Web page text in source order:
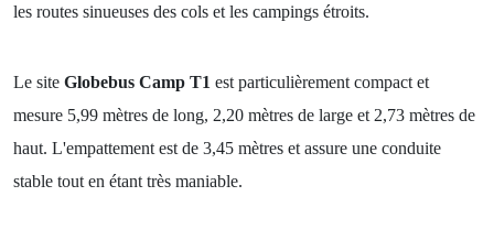
les routes sinueuses des cols et les campings étroits.
Le site Globebus Camp T1 est particulièrement compact et
mesure 5,99 mètres de long, 2,20 mètres de large et 2,73 mètres de
haut. L'empattement est de 3,45 mètres et assure une conduite
stable tout en étant très maniable.